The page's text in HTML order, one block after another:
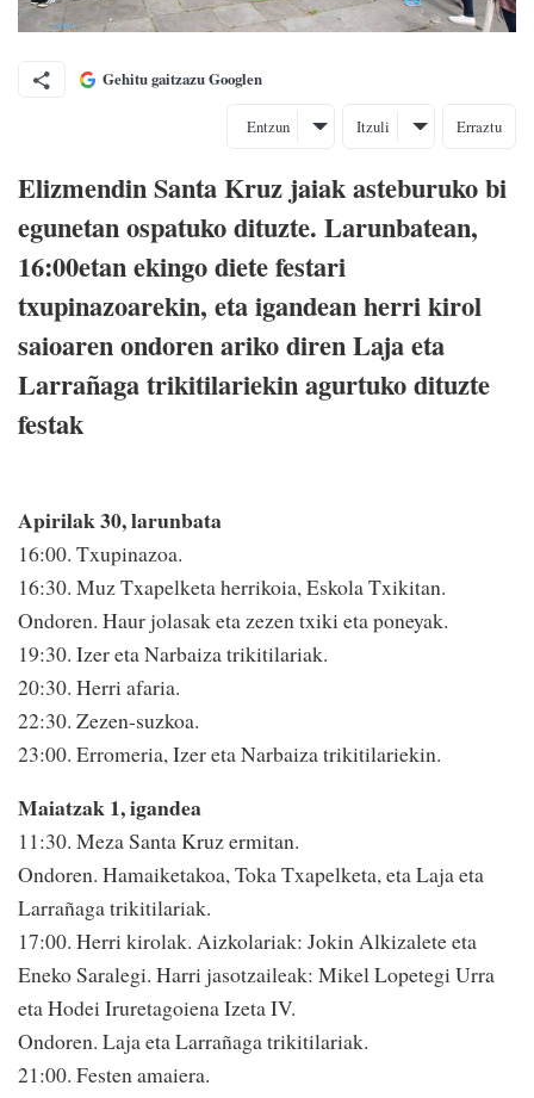
Gehitu gaitzazu Googlen
Entzun Itzuli Erraztu
Elizmendin Santa Kruz jaiak asteburuko bi
egunetan ospatuko dituzte. Larunbatean,
16:00etan ekingo diete festari
txupinazoarekin, eta igandean herri kirol
saioaren ondoren ariko diren Laja eta
Larrañaga trikitilariekin agurtuko dituzte
festak
Apirilak 30, larunbata
16:00. Txupinazoa.
16:30. Muz Txapelketa herrikoia, Eskola Txikitan.
Ondoren. Haur jolasak eta zezen txiki eta poneyak.
19:30. Izer eta Narbaiza trikitilariak.
20:30. Herri afaria.
22:30. Zezen-suzkoa.
23:00. Erromeria, Izer eta Narbaiza trikitilariekin.
Maiatzak 1, igandea
11:30. Meza Santa Kruz ermitan.
Ondoren. Hamaiketakoa, Toka Txapelketa, eta Laja eta
Larrañaga trikitilariak.
17:00. Herri kirolak. Aizkolariak: Jokin Alkizalete eta
Eneko Saralegi. Harri jasotzaileak: Mikel Lopetegi Urra
eta Hodei Iruretagoiena Izeta IV.
Ondoren. Laja eta Larrañaga trikitilariak.
21:00. Festen amaiera.